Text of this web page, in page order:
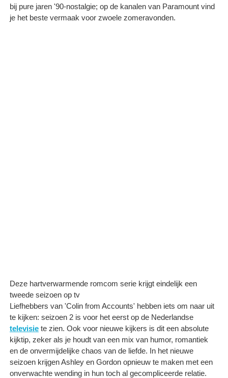
bij pure jaren '90-nostalgie; op de kanalen van Paramount vind
je het beste vermaak voor zwoele zomeravonden.
Deze hartverwarmende romcom serie krijgt eindelijk een
tweede seizoen op tv
Liefhebbers van 'Colin from Accounts' hebben iets om naar uit
te kijken: seizoen 2 is voor het eerst op de Nederlandse
televisie te zien. Ook voor nieuwe kijkers is dit een absolute
kijktip, zeker als je houdt van een mix van humor, romantiek
en de onvermijdelijke chaos van de liefde. In het nieuwe
seizoen krijgen Ashley en Gordon opnieuw te maken met een
onverwachte wending in hun toch al gecompliceerde relatie.